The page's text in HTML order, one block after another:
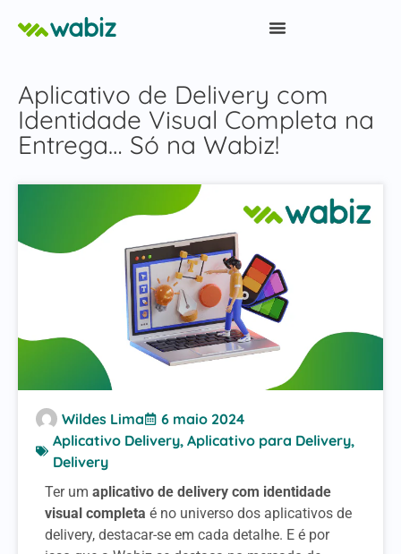
Aplicativo de Delivery com
Identidade Visual Completa na
Entrega… Só na Wabiz!
Wildes Lima
6 maio 2024
Aplicativo Delivery, Aplicativo para Delivery,
Delivery
Ter um aplicativo de delivery com identidade
visual completa é no universo dos aplicativos de
delivery, destacar-se em cada detalhe. E é por